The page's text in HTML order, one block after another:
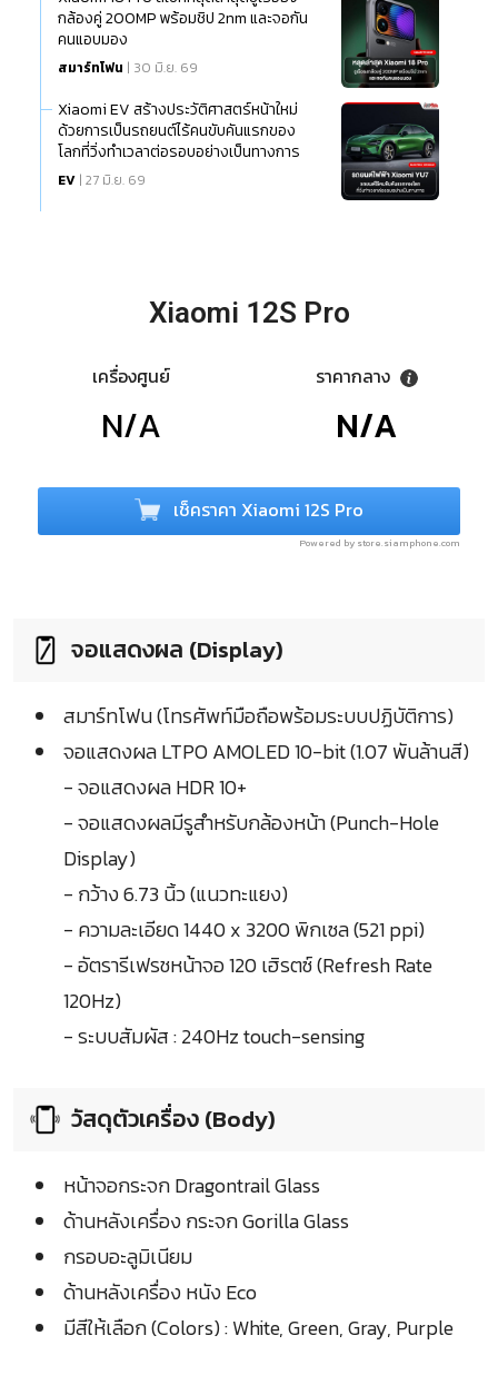
กล้องคู่ 200MP พร้อมชิป 2nm และจอกัน
คนแอบมอง
สมาร์ทโฟน | 30 มิ.ย. 69
Xiaomi EV สร้างประวัติศาสตร์หน้าใหม่
ด้วยการเป็นรถยนต์ไร้คนขับคันแรกของ
โลกที่วิ่งทำเวลาต่อรอบอย่างเป็นทางการ
EV | 27 มิ.ย. 69
Xiaomi 12S Pro
เครื่องศูนย์
N/A
ราคากลาง
N/A
เช็คราคา Xiaomi 12S Pro
Powered by store.siamphone.com
จอแสดงผล (Display)
สมาร์ทโฟน (โทรศัพท์มือถือพร้อมระบบปฏิบัติการ)
จอแสดงผล LTPO AMOLED 10-bit (1.07 พันล้านสี)
- จอแสดงผล HDR 10+
- จอแสดงผลมีรูสำหรับกล้องหน้า (Punch-Hole
Display)
- กว้าง 6.73 นิ้ว (แนวทะแยง)
- ความละเอียด 1440 x 3200 พิกเซล (521 ppi)
- อัตรารีเฟรชหน้าจอ 120 เฮิรตซ์ (Refresh Rate
120Hz)
- ระบบสัมผัส : 240Hz touch-sensing
วัสดุตัวเครื่อง (Body)
หน้าจอกระจก Dragontrail Glass
ด้านหลังเครื่อง กระจก Gorilla Glass
กรอบอะลูมิเนียม
ด้านหลังเครื่อง หนัง Eco
มีสีให้เลือก (Colors) : White, Green, Gray, Purple